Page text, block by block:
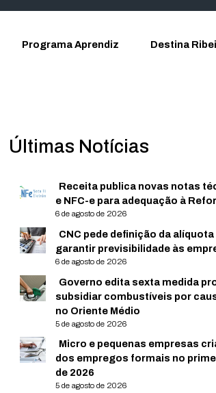
Programa Aprendiz Destina
Últimas Notícias
Receita publica novas notas
e NFC-e para adequação à
6 de agosto de 2026
CNC pede definição da alíquota
garantir previsibilidade às
6 de agosto de 2026
Governo edita sexta medida
subsidiar combustíveis por
no Oriente Médio
5 de agosto de 2026
Micro e pequenas empresas
dos empregos formais no
de 2026
5 de agosto de 2026